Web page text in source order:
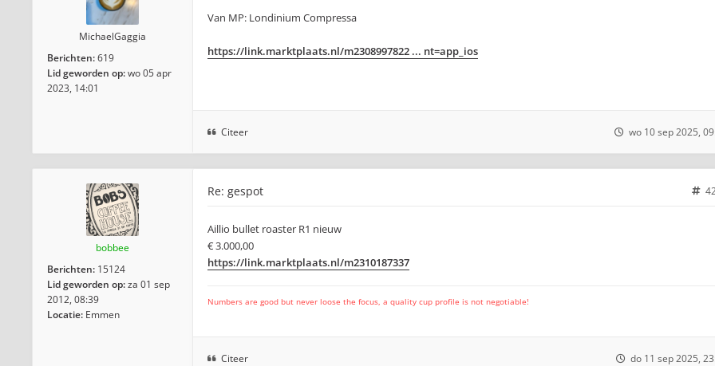
MichaelGaggia
Berichten:619
Lid geworden op:wo 05 apr
2023, 14:01
Van MP: Londinium Compressa
https://link.marktplaats.nl/m2308997822 ... nt=app_ios
Citeer wo 10 sep 2025,
bobbee
Berichten: 15124
Lid geworden op:za 01 sep
2012, 08:39
Locatie: Emmen
Re: gespot
Aillio bullet roaster R1 nieuw
€ 3.000,00
https://link.marktplaats.nl/m2310187337
Numbers are good but never loose the focus, a quality cup profile is not negotiable!
Citeer do 11 sep 2025,